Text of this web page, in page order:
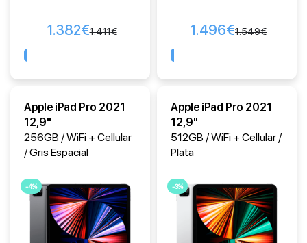
1.411€
1.382€ 1.549€
1.496€
Apple iPad Pro 2021
12,9"
256GB / WiFi + Cellular
/ Gris Espacial
-4%
Apple iPad Pro 2021
12,9"
512GB / WiFi + Cellular /
Plata
-3%